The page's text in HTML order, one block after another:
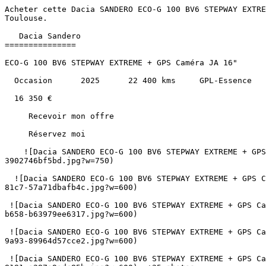
Acheter cette Dacia SANDERO ECO-G 100 BV6 STEPWAY EXTREME + GPS Caméra JA 16" GPL-Essence au prix de 16350€ à Albi, Montauban, Castres, Cahors, Carcassonne et Toulouse.               

   Dacia Sandero 
===============

ECO-G 100 BV6 STEPWAY EXTREME + GPS Caméra JA 16"

  Occasion      2025      22 400 kms     GPL-Essence      Manuelle 

  16 350 €   

     Recevoir mon offre 

     Réservez moi 

    ![Dacia SANDERO ECO-G 100 BV6 STEPWAY EXTREME + GPS Caméra JA 16"](https://www.sndiffusion.fr/photos/evialog_photos/logvo/15/1781/61/e0dec043-f148-4a7a-aa88-3902746bf5bd.jpg?w=750)  

  ![Dacia SANDERO ECO-G 100 BV6 STEPWAY EXTREME + GPS Caméra JA 16" - Photo 2](https://www.sndiffusion.fr/photos/evialog_photos/logvo/15/1781/61/4fae7b4a-8fc2-468e-81c7-57a71dbafb4c.jpg?w=600)  

 ![Dacia SANDERO ECO-G 100 BV6 STEPWAY EXTREME + GPS Caméra JA 16" - Photo 3](https://www.sndiffusion.fr/photos/evialog_photos/logvo/15/1781/61/0cd1c69e-be6b-4071-b658-b63979ee6317.jpg?w=600)  

 ![Dacia SANDERO ECO-G 100 BV6 STEPWAY EXTREME + GPS Caméra JA 16" - Photo 4](https://www.sndiffusion.fr/photos/evialog_photos/logvo/15/1781/61/71d8e6cc-fc75-4d9b-9a93-89964d57cce2.jpg?w=600)  

 ![Dacia SANDERO ECO-G 100 BV6 STEPWAY EXTREME + GPS Caméra JA 16" - Photo 5](https://www.sndiffusion.fr/photos/evialog_photos/logvo/15/1781/61/040175b3-b2ba-4661-8181-a287a9adc85b.jpg?w=600)  +25 photos 

        /  

      ![]() 

 ![]() 

 ![]() 

   ![Photo 1]() 

       ![]()   

   Occasion      2025      22 400 kms     GPL-Essence      Manuelle 

  Caractéristiques
----------------

     Partager   

Année

2025

Kilométrage

22 400 km

Énergie

GPL-Essence

Boîte de vitesses

Manuelle

Puissance

100 ch / 5 cv fiscaux

Portes

5

Places

5

Cylindrée

999 cm³

Couleur extérieure

Vert cedre

Couleur intérieure

Gris foncé

Sellerie

Tissu

1ère immatriculation

15/05/2025

Référence

59100

  Points forts
------------

     Climatisation Automatique     Jantes Alu     Retroviseurs Rabattables Electriques     Apple Carplay / Android Auto     Régulateur de vitesse     Caméra de recul    + 24 autres  

     Consommation et émissions
-------------------------

        B   

CO₂

114 g/km

   ![Crit'Air 1](https://www.sndiffusion.fr/images/critair/vignette-critair-1.png)Crit'Air

1

    Équipements
-----------

  ### Équipements de série (30)

    4 Vitres Électriques 

   ABS 

   AirBags Passager désactivable 

   Airbags 

   Allumage Auto des Feux et Essuie Glace 

   Anti Brouillards 

   Banquette Arrière 1/3 2/3 

   Barres de Toit Modulables 

   Bluetooth 

   CLIM AUTO 

   Caméra de Recul 

   Carte Mains Libres 

   Console haute + rangement fermé avec accoudoir 

   Contrôle de Pression Pneus 

   Détecteur d'angle mort 

   Frein de parking électrique 

   GPS sur Tablette 8" avec Smartphone Replication Android Auto Apple Car Play 

   Jantes Alu 16" Noires 

   Ordinateur de Bord 

   Pack 

   Radar de Recul AV et AR 

   Radio Satellite avec Prise USB 

   Régulateur et Limiteur de Vitesse 

   Rétros Électriques et Dégivrants 

   Signature lumineuse DACIA en Y à LED 

   Siège Conducteur Réglable en Hauteur 

   Siège Réglable en Hauteur 

   Start and Stop 

   Volant Multifonctions 

   voeu 

        Le mot du vendeur > “ Découvrez cette Dacia Sandero **ECO-